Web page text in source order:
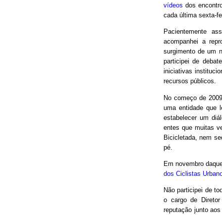
vídeos dos
cada última sexta-
Pacientemente
acompanhei a
surgimento de um
participei de
iniciativas
recursos públicos.
No começo de
uma entidade que
estabelecer um
entes que muitas
Bicicletada, nem
pé.
Em novembro
dos Ciclistas
Não participei de
o cargo de
reputação junto